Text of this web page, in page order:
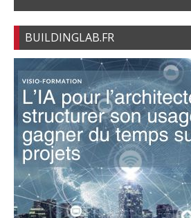
BUILDINGLAB.FR